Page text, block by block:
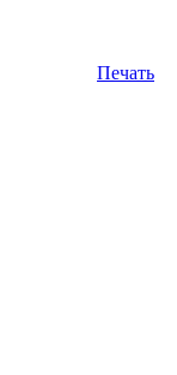
Печать